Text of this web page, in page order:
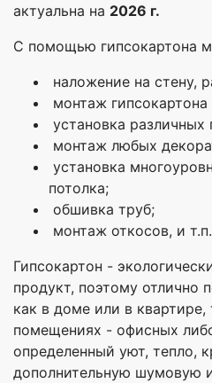
актуальна на 2026 г.
С помощью гипсокартона
наложение на стену,
монтаж гипсокартона
установка различных
монтаж любых
установка
потолка;
обшивка труб;
монтаж откосов, и т.п.
Гипсокартон -
продукт, поэтому отлично
как в доме или в квартире,
помещениях - офисных
определенный уют, тепло,
дополнительную шумовую